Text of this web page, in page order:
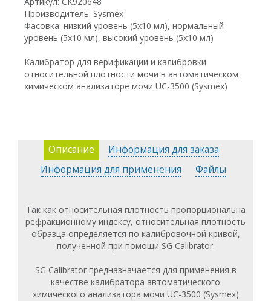
Производитель: Sysmex
Фасовка: низкий уровень (5х10 мл), нормальный
уровень (5х10 мл), высокий уровень (5х10 мл)
Калибратор для верификации и калибровки
относительной плотности мочи в автоматическом
химическом анализаторе мочи UC-3500 (Sysmex)
Описание
Информация для заказа
Информация для применения
Файлы
Так как относительная плотность пропорциональна
рефракционному индексу, относительная плотность
образца определяется по калибровочной кривой,
полученной при помощи SG Calibrator.
SG Calibrator предназначается для применения в
качестве калибратора автоматического
химического анализатора мочи UC-3500 (Sysmex)